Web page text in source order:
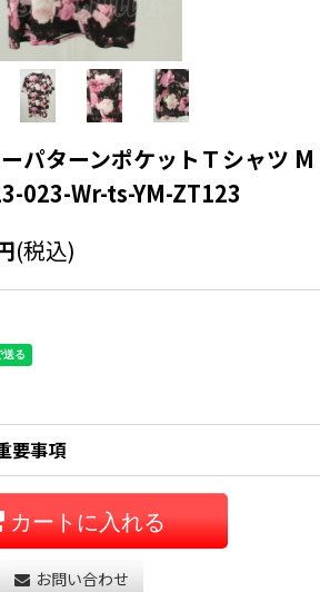
パターンポケットＴシャツ M
023-Wr-ts-YM-ZT123
(税込)
要事項
カートに入れる
お問い合わせ